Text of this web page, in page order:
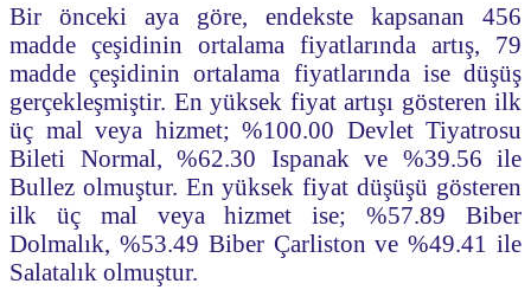
Bir önceki aya göre, endekste kapsanan 456
madde çeşidinin ortalama fiyatlarında artış, 79
madde çeşidinin ortalama fiyatlarında ise düşüş
gerçekleşmiştir. En yüksek fiyat artışı gösteren ilk
üç mal veya hizmet; %100.00 Devlet Tiyatrosu
Bileti Normal, %62.30 Ispanak ve %39.56 ile
Bullez olmuştur. En yüksek fiyat düşüşü gösteren
ilk üç mal veya hizmet ise; %57.89 Biber
Dolmalık, %53.49 Biber Çarliston ve %49.41 ile
Salatalık olmuştur.